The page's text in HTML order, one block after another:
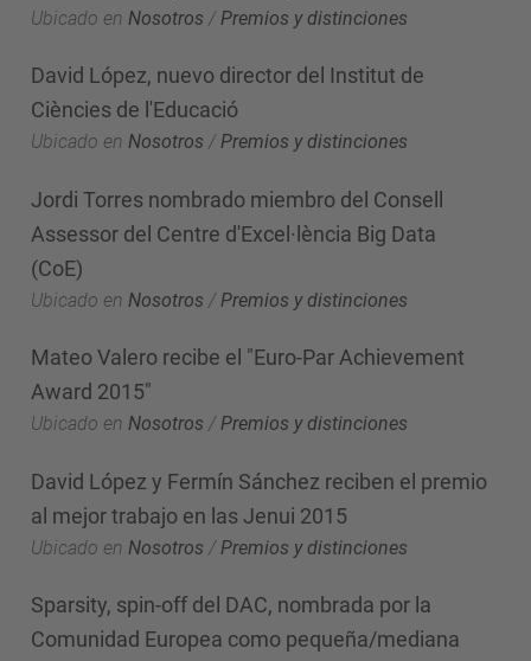
Ubicado en Nosotros / Premios y distinciones
David López, nuevo director del Institut de
Ciències de l'Educació
Ubicado en Nosotros /Premios y distinciones
Jordi Torres nombrado miembro del Consell
Assessor del Centre d'Excel·lència Big Data
(CoE)
Ubicado en Nosotros / Premios y distinciones
Mateo Valero recibe el "Euro-Par Achievement
Award 2015"
Ubicado en Nosotros /Premios y distinciones
David López y Fermín Sánchez reciben el premio
al mejor trabajo en las Jenui 2015
Ubicado en Nosotros / Premios y distinciones
Sparsity, spin-off del DAC, nombrada por la
Comunidad Europea como pequeña/mediana